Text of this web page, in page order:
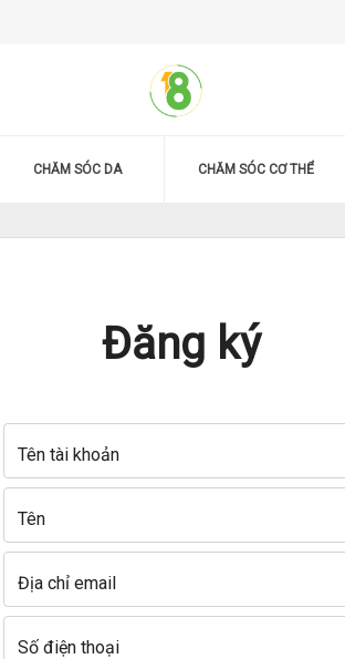
CHĂM SÓC DA CHĂM SÓC CƠ THỂ
Đăng ký
Tên tài khoản
Tên
Địa chỉ email
Số điện thoại